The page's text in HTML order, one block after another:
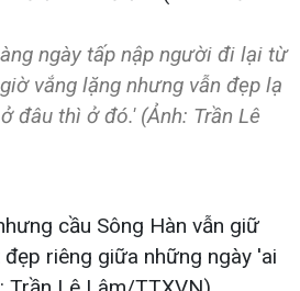
ngày tấp nập người đi lại từ
vắng lặng nhưng vẫn đẹp lạ
đâu thì ở đó.' (Ảnh: Trần Lê